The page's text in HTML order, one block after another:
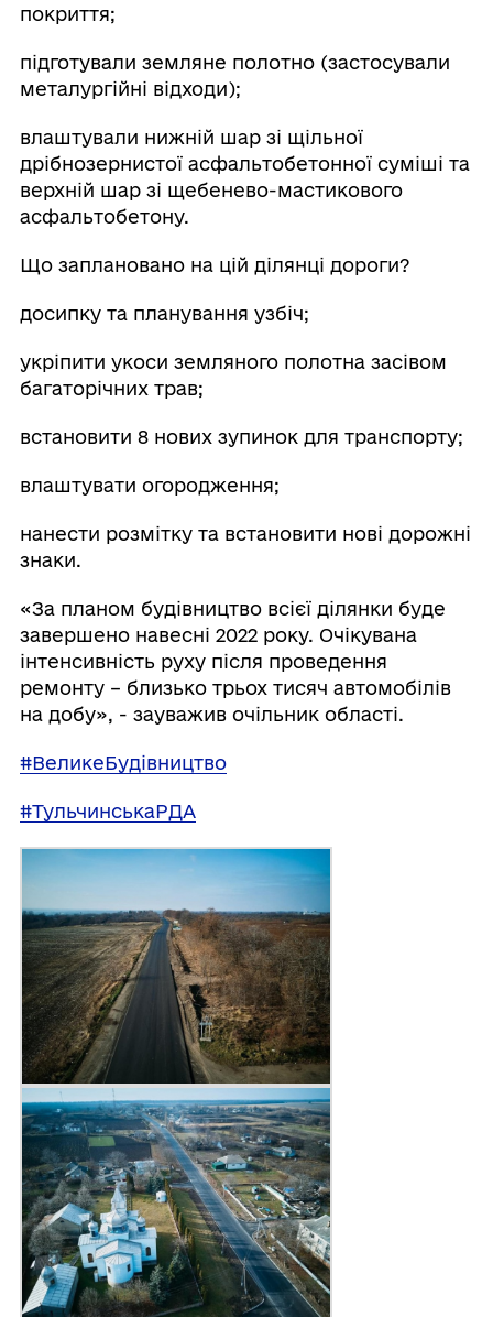
покриття;
підготували земляне полотно (застосували
металургійні відходи);
влаштували нижній шар зі щільної
дрібнозернистої асфальтобетонної суміші та
верхній шар зі щебенево-мастикового
асфальтобетону.
Що заплановано на цій ділянці дороги?
досипку та планування узбіч;
укріпити укоси земляного полотна засівом
багаторічних трав;
встановити 8 нових зупинок для транспорту;
влаштувати огородження;
нанести розмітку та встановити нові дорожні
знаки.
«За планом будівництво всієї ділянки буде
завершено навесні 2022 року. Очікувана
інтенсивність руху після проведення
ремонту – близько трьох тисяч автомобілів
на добу», - зауважив очільник області.
#ВеликеБудівництво
#ТульчинськаРДА